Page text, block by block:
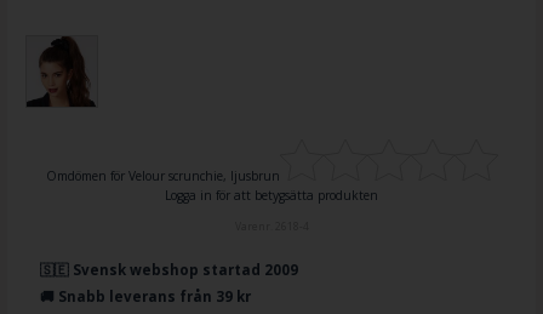
Omdömen för Velour scrunchie, ljusbrun
Logga in för att betygsätta produkten
🇸🇪 Svensk webshop startad 2009
🚚 Snabb leverans från 39 kr